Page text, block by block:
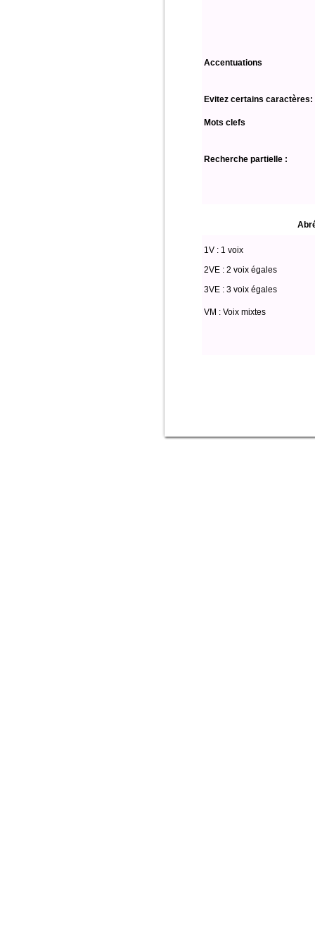
Accentuations
Evitez certains caractères:
Mots clefs
Recherche partielle :
1V : 1 voix
2VE : 2 voix égales
3VE : 3 voix égales
VM : Voix mixtes